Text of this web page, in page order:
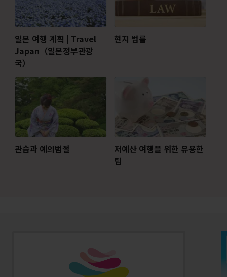
일본 여행 계획 | Travel
Japan（일본정부관광
국）
현지 법률
관습과 예의범절
저예산 여행을 위한 유용한
팁